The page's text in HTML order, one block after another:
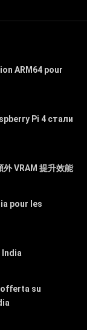
ARM64 pour
Pi 4 стали
外 VRAM 提升效能
pour les
India
offerta su